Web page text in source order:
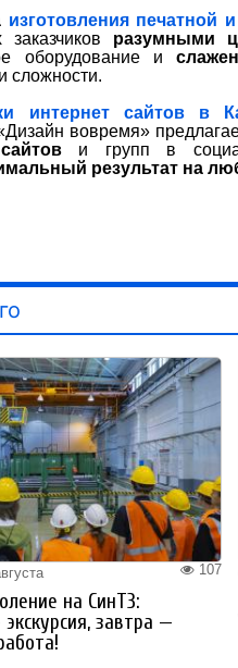
изготовления печатной
разумными
оборудование и
сложности.
интернет сайтов в
вовремя»
и групп в
результат на
107
на СинТЗ:
завтра —